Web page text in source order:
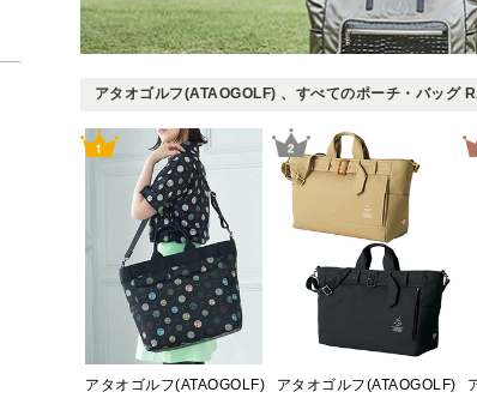
アタオゴルフ(ATAOGOLF) 、すべてのポーチ・バッグ
アタオゴルフ(ATAOGOLF) アタオゴルフ(ATAOGOLF)